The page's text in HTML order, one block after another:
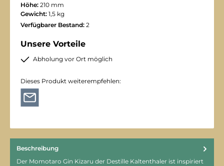
Höhe: 210 mm
Gewicht: 1,5 kg
Verfügbarer Bestand: 2
Unsere Vorteile
Abholung vor Ort möglich
Dieses Produkt weiterempfehlen:
Beschreibung
Der Momotaro Gin Kizaru der Destille Kaltenthaler ist inspiriert